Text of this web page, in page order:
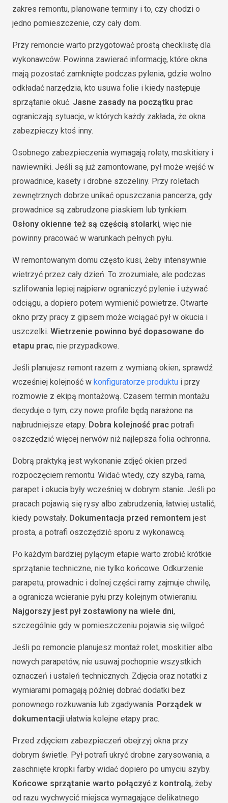
zakres remontu, planowane terminy i to, czy chodzi o
jedno pomieszczenie, czy cały dom.
Przy remoncie warto przygotować prostą checklistę dla
wykonawców. Powinna zawierać informację, które okna
mają pozostać zamknięte podczas pylenia, gdzie wolno
odkładać narzędzia, kto usuwa folie i kiedy następuje
sprzątanie okuć. Jasne zasady na początku prac
ograniczają sytuacje, w których każdy zakłada, że okna
zabezpieczy ktoś inny.
Osobnego zabezpieczenia wymagają rolety, moskitiery i
nawiewniki. Jeśli są już zamontowane, pył może wejść w
prowadnice, kasety i drobne szczeliny. Przy roletach
zewnętrznych dobrze unikać opuszczania pancerza, gdy
prowadnice są zabrudzone piaskiem lub tynkiem.
Osłony okienne też są częścią stolarki, więc nie
powinny pracować w warunkach pełnych pyłu.
W remontowanym domu często kusi, żeby intensywnie
wietrzyć przez cały dzień. To zrozumiałe, ale podczas
szlifowania lepiej najpierw ograniczyć pylenie i używać
odciągu, a dopiero potem wymienić powietrze. Otwarte
okno przy pracy z gipsem może wciągać pył w okucia i
uszczelki. Wietrzenie powinno być dopasowane do
etapu prac, nie przypadkowe.
Jeśli planujesz remont razem z wymianą okien, sprawdź
wcześniej kolejność w konfiguratorze produktu i przy
rozmowie z ekipą montażową. Czasem termin montażu
decyduje o tym, czy nowe profile będą narażone na
najbrudniejsze etapy. Dobra kolejność prac potrafi
oszczędzić więcej nerwów niż najlepsza folia ochronna.
Dobrą praktyką jest wykonanie zdjęć okien przed
rozpoczęciem remontu. Widać wtedy, czy szyba, rama,
parapet i okucia były wcześniej w dobrym stanie. Jeśli po
pracach pojawią się rysy albo zabrudzenia, łatwiej ustalić,
kiedy powstały. Dokumentacja przed remontem jest
prosta, a potrafi oszczędzić sporu z wykonawcą.
Po każdym bardziej pylącym etapie warto zrobić krótkie
sprzątanie techniczne, nie tylko końcowe. Odkurzenie
parapetu, prowadnic i dolnej części ramy zajmuje chwilę,
a ogranicza wcieranie pyłu przy kolejnym otwieraniu.
Najgorszy jest pył zostawiony na wiele dni,
szczególnie gdy w pomieszczeniu pojawia się wilgoć.
Jeśli po remoncie planujesz montaż rolet, moskitier albo
nowych parapetów, nie usuwaj pochopnie wszystkich
oznaczeń i ustaleń technicznych. Zdjęcia oraz notatki z
wymiarami pomagają później dobrać dodatki bez
ponownego rozkuwania lub zgadywania. Porządek w
dokumentacji ułatwia kolejne etapy prac.
Przed zdjęciem zabezpieczeń obejrzyj okna przy
dobrym świetle. Pył potrafi ukryć drobne zarysowania, a
zaschnięte kropki farby widać dopiero po umyciu szyby.
Końcowe sprzątanie warto połączyć z kontrolą, żeby
od razu wychwycić miejsca wymagające delikatnego